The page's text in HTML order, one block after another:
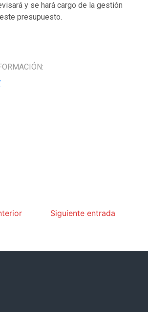
y se hará cargo de la gestión
presupuesto.
Siguiente entrada